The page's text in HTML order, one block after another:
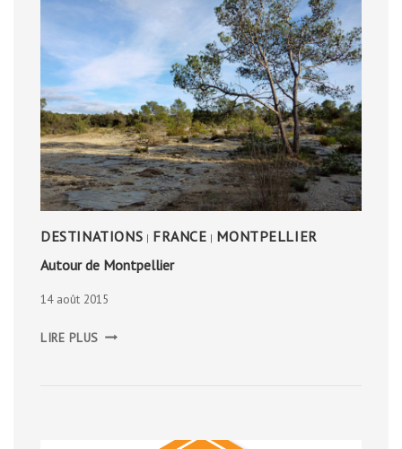
DESTINATIONS | FRANCE | MONTPELLIER
Autour de Montpellier
14 août 2015
LIRE PLUS